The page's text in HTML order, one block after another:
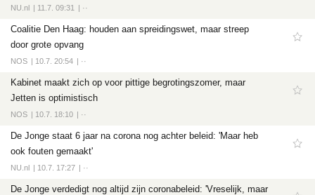
NU.nl 11.7. 09:31 ··
Coalitie Den Haag: houden aan spreidingswet, maar streep
door grote opvang
NOS 10.7. 20:54 ··
Kabinet maakt zich op voor pittige begrotingszomer, maar
Jetten is optimistisch
NOS 10.7. 18:10 ··
De Jonge staat 6 jaar na corona nog achter beleid: 'Maar heb
ook fouten gemaakt'
NU.nl 10.7. 17:27 ··
De Jonge verdedigt nog altijd zijn coronabeleid: 'Vreselijk, maar